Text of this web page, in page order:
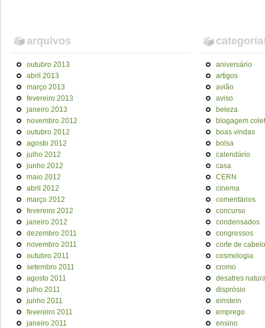
arquivos
outubro 2013
abril 2013
março 2013
fevereiro 2013
janeiro 2013
novembro 2012
outubro 2012
agosto 2012
julho 2012
junho 2012
maio 2012
abril 2012
março 2012
fevereiro 2012
janeiro 2012
dezembro 2011
novembro 2011
outubro 2011
setembro 2011
agosto 2011
julho 2011
junho 2011
fevereiro 2011
janeiro 2011
aniversário
artigos
avião
aviso
beleza
blogagem
boas vindas
bolsa
calendário
casa
CERN
cinema
comentários
concurso
condensados
congressos
corte de cabelo
cosmologia
cromo
desatres
disprósio
einstein
emprego
ensino